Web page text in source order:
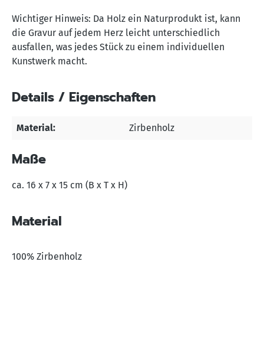
Wichtiger Hinweis: Da Holz ein Naturprodukt ist, kann
die Gravur auf jedem Herz leicht unterschiedlich
ausfallen, was jedes Stück zu einem individuellen
Kunstwerk macht.
Details / Eigenschaften
Material: Zirbenholz
Maße
ca. 16 x 7 x 15 cm (B x T x H)
Material
100% Zirbenholz